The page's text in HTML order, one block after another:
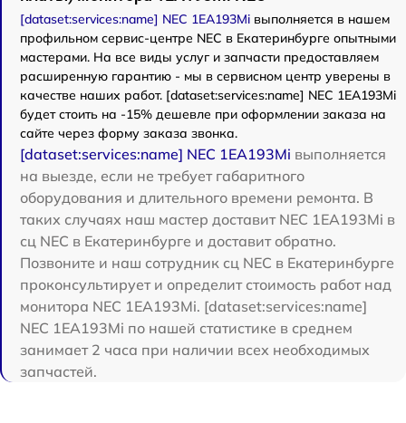
[dataset:services:name] NEC 1EA193Mi выполняется в нашем
профильном сервис-центре NEC в Екатеринбурге опытными
мастерами. На все виды услуг и запчасти предоставляем
расширенную гарантию - мы в сервисном центр уверены в
качестве наших работ. [dataset:services:name] NEC 1EA193Mi
будет стоить на -15% дешевле при оформлении заказа на
сайте через форму заказа звонка.
[dataset:services:name] NEC 1EA193Mi выполняется
на выезде, если не требует габаритного
оборудования и длительного времени ремонта. В
таких случаях наш мастер доставит NEC 1EA193Mi в
сц NEC в Екатеринбурге и доставит обратно.
Позвоните и наш сотрудник сц NEC в Екатеринбурге
проконсультирует и определит стоимость работ над
монитора NEC 1EA193Mi. [dataset:services:name]
NEC 1EA193Mi по нашей статистике в среднем
занимает 2 часа при наличии всех необходимых
запчастей.